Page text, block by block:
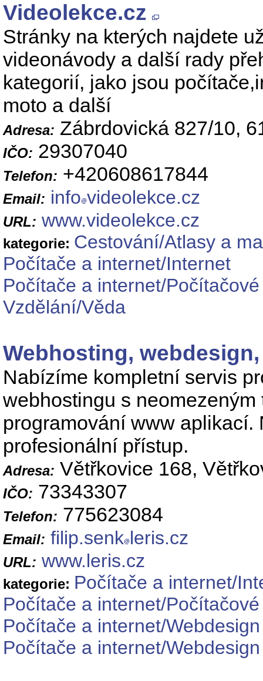
Videolekce.cz
Stránky na kterých najdete
videonávody a další rady
kategorií, jako jsou
moto a další
Adresa: Zábrdovická 827/10,
IČO: 29307040
Telefon: +420608617844
Email: info videolekce.cz
URL: www.videolekce.cz
kategorie: Cestování/Atlasy a
Počítače a internet/Internet
Počítače a internet/
Vzdělání/Věda
Webhosting,
Nabízíme kompletní servis
webhostingu s
programování www
profesionální přístup.
Adresa: Větřkovice 168,
IČO: 73343307
Telefon: 775623084
Email: filip.senk leris.cz
URL: www.leris.cz
kategorie: Počítače a internet/
Počítače a internet/
Počítače a internet/
Počítače a internet/